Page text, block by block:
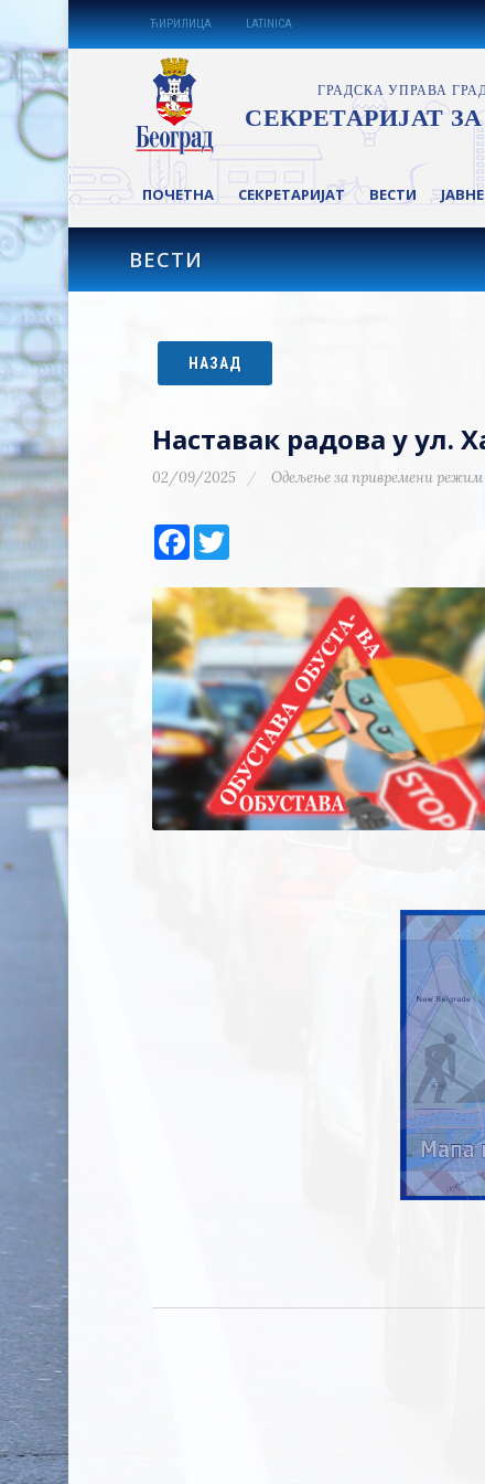
ЋИРИЛИЦА LATINICA
ПОЧЕТНА СЕКРЕТАРИЈАТ ВЕСТИ
ВЕСТИ
НАЗАД
Наставак радова у ул.
02/09/2025 Одељење за привремени режим
Facebook